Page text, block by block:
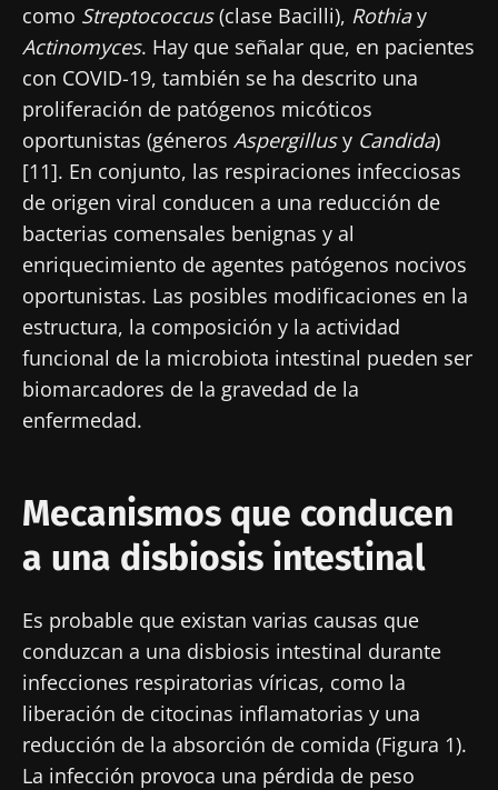
como Streptococcus(clase Bacilli), Rothiay
Actinomyces. Hay que señalar que, en pacientes
con COVID-19, también se ha descrito una
proliferación de patógenos micóticos
oportunistas (géneros Aspergillusy Candida)
[11]. En conjunto, las respiraciones infecciosas
de origen viral conducen a una reducción de
bacterias comensales benignas y al
enriquecimiento de agentes patógenos nocivos
oportunistas. Las posibles modificaciones en la
estructura, la composición y la actividad
funcional de la microbiota intestinal pueden ser
biomarcadores de la gravedad de la
enfermedad.
Mecanismos que conducen
a una disbiosis intestinal
Es probable que existan varias causas que
conduzcan a una disbiosis intestinal durante
infecciones respiratorias víricas, como la
liberación de citocinas inflamatorias y una
reducción de la absorción de comida (Figura 1).
La infección provoca una pérdida de peso